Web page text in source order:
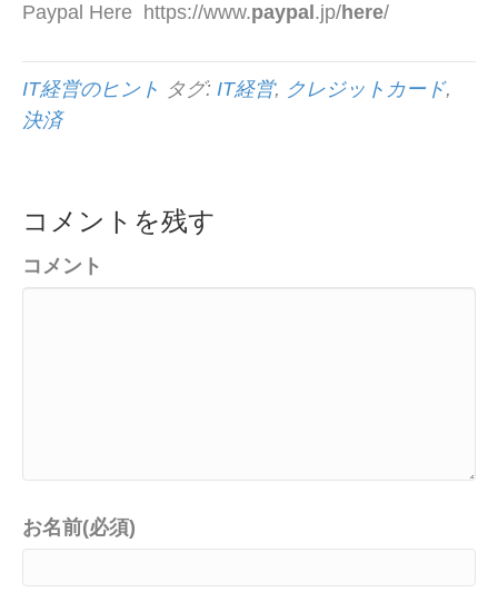
Paypal Here https://www.paypal .jp/here/
IT経営のヒント タグ: IT経営, クレジットカード,
決済
コメントを残す
コメント
お名前(必須)